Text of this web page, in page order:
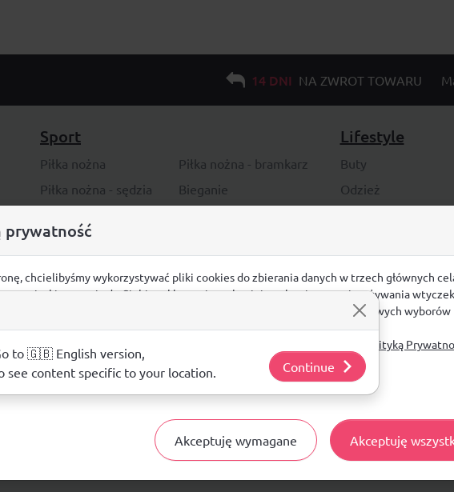
14 DNI NA ZWROT TOWARU
Sport
Piłka nożna
Piłka nożna - bramkarz
Piłka nożna - sędzia
Bieganie
Siatkówka
Tenis ziemny
Tenis stołowy
Nordic Walking
Football amerykański
Turystyka
Medycyna sportowa / Rehabilitacja
Sporty rekreacyjne i towarzyskie
Lifestyle
Buty
Odzież
Akcesoria i dodatki
prywatność
chcielibyśmy wykorzystywać pliki cookies do zbierania danych w trzech głównych
stronie, kierowania do Ciebie reklam w innych miejscach w internecie, używania wtyczek
poniżej, by wyrazić zgodę lub przejdź do ustawień, by dokonać szczegółowych wyborów
o plikach cookie i tym, jak wykorzystujemy Twoje dane, odwiedź naszą
Polityką
Akceptuję wymagane Akceptuję
to 🇬🇧 English version,
see content specific to your location.
Continue